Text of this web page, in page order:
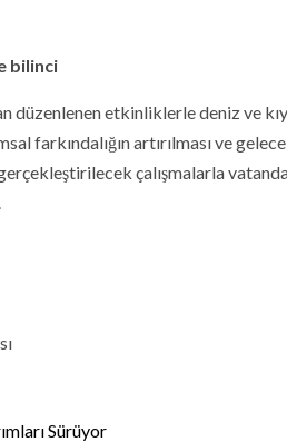
bilinci
düzenlenen etkinliklerle deniz ve
farkındalığın artırılması ve
çalışmalarla
Sürüyor